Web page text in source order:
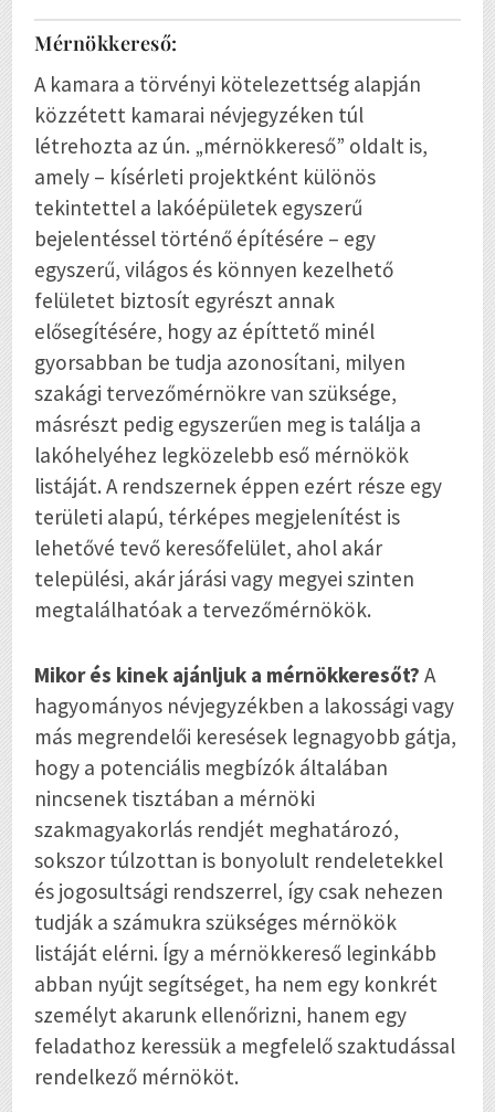
Mérnökkereső:
A kamara a törvényi kötelezettség alapján
közzétett kamarai névjegyzéken túl
létrehozta az ún. „mérnökkereső” oldalt is,
amely – kísérleti projektként különös
tekintettel a lakóépületek egyszerű
bejelentéssel történő építésére – egy
egyszerű, világos és könnyen kezelhető
felületet biztosít egyrészt annak
elősegítésére, hogy az építtető minél
gyorsabban be tudja azonosítani, milyen
szakági tervezőmérnökre van szüksége,
másrészt pedig egyszerűen meg is találja a
lakóhelyéhez legközelebb eső mérnökök
listáját. A rendszernek éppen ezért része egy
területi alapú, térképes megjelenítést is
lehetővé tevő keresőfelület, ahol akár
települési, akár járási vagy megyei szinten
megtalálhatóak a tervezőmérnökök.
Mikor és kinek ajánljuk a mérnökkeresőt?A
hagyományos névjegyzékben a lakossági vagy
más megrendelői keresések legnagyobb gátja,
hogy a potenciális megbízók általában
nincsenek tisztában a mérnöki
szakmagyakorlás rendjét meghatározó,
sokszor túlzottan is bonyolult rendeletekkel
és jogosultsági rendszerrel, így csak nehezen
tudják a számukra szükséges mérnökök
listáját elérni. Így a mérnökkereső leginkább
abban nyújt segítséget, ha nem egy konkrét
személyt akarunk ellenőrizni, hanem egy
feladathoz keressük a megfelelő szaktudással
rendelkező mérnököt.